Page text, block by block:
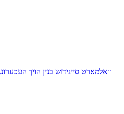
וואַלמאַרט סיינידזש בנין הויך